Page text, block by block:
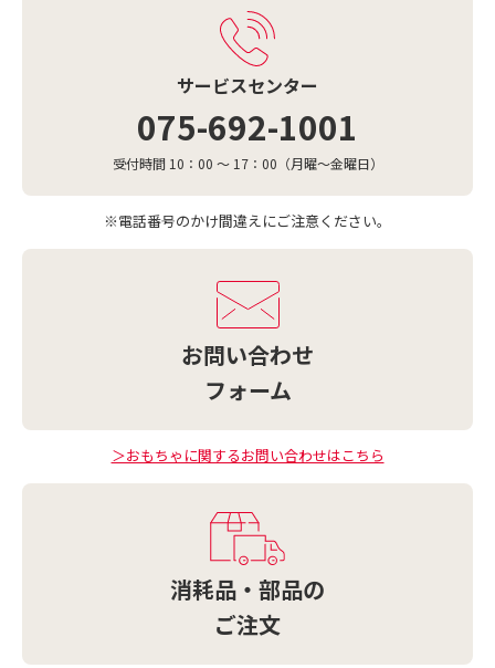
サービスセンター
075-692-1001
受付時間 10：00 ～ 17：00 （月曜～金曜日）
※電話番号のかけ間違えにご注意ください。
お問い合わせ
フォーム
＞おもちゃに関するお問い合わせはこちら
消耗品・部品の
ご注文